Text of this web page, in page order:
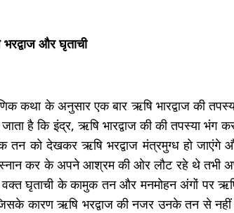
और घृताची
कथा के अनुसार एक बार ऋषि भारद्वाज की
जाता है कि इंद्र, ऋषि भारद्वाज की की तपस्या
तन को देखकर ऋषि भरद्वाज मंत्रमुग्ध हो जाएंगे
कर के अपने आश्रम की ओर लौट रहे थे तभी
घृताची के कामुक तन और मनमोहन अंगों पर
कारण ऋषि भरद्वाज की नजर उनके तन से